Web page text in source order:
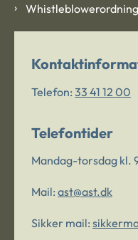
Whistleblowerordning
Telefon: 33 41 12 00
Telefontider
Mandag-torsdag kl.
Mail: ast@ast.dk
Sikker mail: